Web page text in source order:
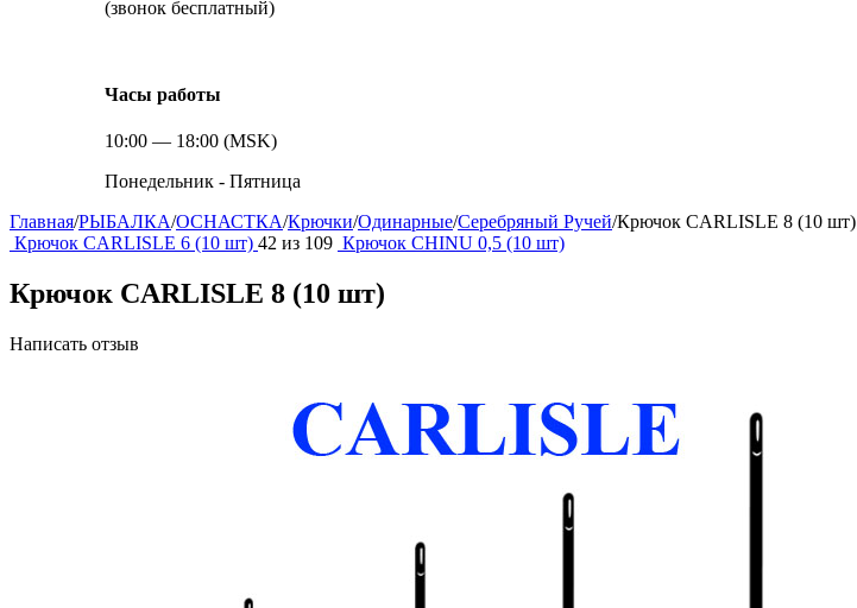
(звонок бесплатный)
Часы работы
10:00 — 18:00 (MSK)
Понедельник - Пятница
Главная/РЫБАЛКА/ОСНАСТКА/Крючки/Одинарные/Серебряный Ручей/Крючок CARLISLE 8 (10 шт)
Крючок CARLISLE 6 (10 шт) 42 из 109 Крючок CHINU 0,5 (10 шт)
Крючок CARLISLE 8 (10 шт)
Написать отзыв